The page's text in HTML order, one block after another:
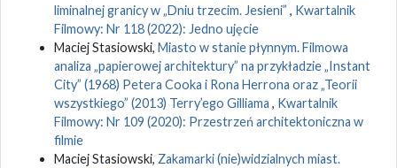
liminalnej granicy w „Dniu trzecim. Jesieni” , Kwartalnik
Filmowy: Nr 118 (2022): Jedno ujęcie
Maciej Stasiowski, Miasto w stanie płynnym. Filmowa
analiza „papierowej architektury” na przykładzie „Instant
City” (1968) Petera Cooka i Rona Herrona oraz „Teorii
wszystkiego” (2013) Terry’ego Gilliama , Kwartalnik
Filmowy: Nr 109 (2020): Przestrzeń architektoniczna w
filmie
Maciej Stasiowski, Zakamarki (nie)widzialnych miast.